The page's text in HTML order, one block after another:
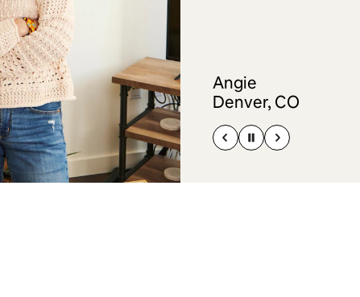
Angie
Denver, CO